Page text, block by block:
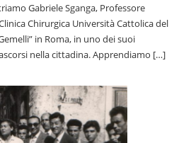
Gabriele Sganga, Professore
Chirurgica Università Cattolica del
in Roma, in uno dei suoi
nella cittadina. Apprendiamo […]